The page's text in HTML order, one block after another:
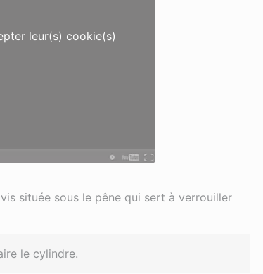
leur(s) cookie(s)
située sous le pêne qui sert à verrouiller
le cylindre.